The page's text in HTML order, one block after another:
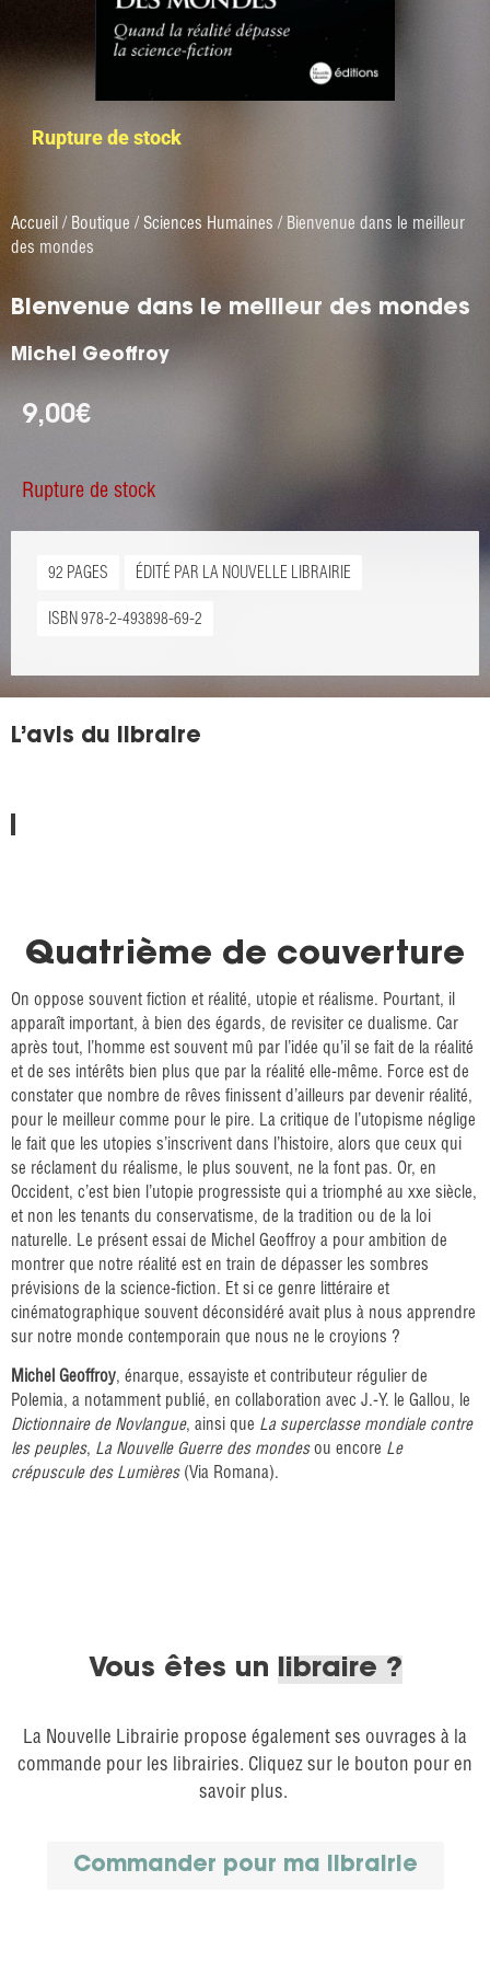
Rupture de stock
Accueil / Boutique /Sciences Humaines / Bienvenue dans le meilleur
des mondes
Bienvenue dans le meilleur des mondes
Michel Geoffroy
9,00€
Rupture de stock
92 PAGES ÉDITÉ PAR LA NOUVELLE LIBRAIRIE
ISBN 978-2-493898-69-2
L’avis du libraire
Quatrième de couverture
On oppose souvent fiction et réalité, utopie et réalisme. Pourtant, il
apparaît important, à bien des égards, de revisiter ce dualisme. Car
après tout, l’homme est souvent mû par l’idée qu’il se fait de la réalité
et de ses intérêts bien plus que par la réalité elle-même. Force est de
constater que nombre de rêves finissent d’ailleurs par devenir réalité,
pour le meilleur comme pour le pire. La critique de l’utopisme néglige
le fait que les utopies s’inscrivent dans l’histoire, alors que ceux qui
se réclament du réalisme, le plus souvent, ne la font pas. Or, en
Occident, c’est bien l’utopie progressiste qui a triomphé au xxe siècle,
et non les tenants du conservatisme, de la tradition ou de la loi
naturelle. Le présent essai de Michel Geoffroy a pour ambition de
montrer que notre réalité est en train de dépasser les sombres
prévisions de la science-fiction. Et si ce genre littéraire et
cinématographique souvent déconsidéré avait plus à nous apprendre
sur notre monde contemporain que nous ne le croyions ?
Michel Geoffroy, énarque, essayiste et contributeur régulier de
Polemia, a notamment publié, en collaboration avec J.-Y. le Gallou, le
Dictionnaire de Novlangue, ainsi que La superclasse mondiale contre
les peuples, La Nouvelle Guerre des mondesou encore Le
crépuscule des Lumières(Via Romana).
Vous êtes un libraire ?
La Nouvelle Librairie propose également ses ouvrages à la
commande pour les librairies. Cliquez sur le bouton pour en
savoir plus.
Commander pour ma librairie